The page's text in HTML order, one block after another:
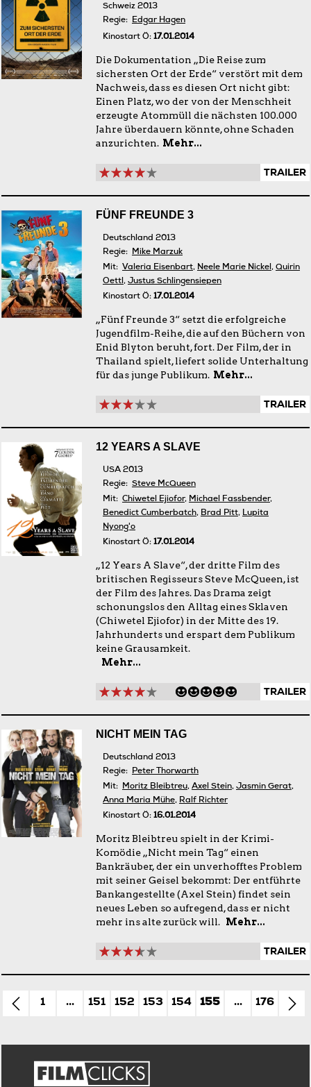
Schweiz 2013
Regie: Edgar Hagen
Kinostart Ö: 17.01.2014
Die Dokumentation „Die Reise zum
sichersten Ort der Erde“ verstört mit dem
Nachweis, dass es diesen Ort nicht gibt:
Einen Platz, wo der von der Menschheit
erzeugte Atommüll die nächsten 100.000
Jahre überdauern könnte, ohne Schaden
anzurichten. Mehr...
TRAILER
FÜNF FREUNDE 3
Deutschland 2013
Regie: Mike Marzuk
Mit: Valeria Eisenbart, Neele Marie Nickel, Quirin
Oettl, Justus Schlingensiepen
Kinostart Ö: 17.01.2014
„Fünf Freunde 3“ setzt die erfolgreiche
Jugendfilm-Reihe, die auf den Büchern von
Enid Blyton beruht, fort. Der Film, der in
Thailand spielt, liefert solide Unterhaltung
für das junge Publikum. Mehr...
TRAILER
12 YEARS A SLAVE
USA 2013
Regie: Steve McQueen
Mit: Chiwetel Ejiofor, Michael Fassbender,
Benedict Cumberbatch, Brad Pitt, Lupita
Nyong'o
Kinostart Ö: 17.01.2014
„12 Years A Slave“, der dritte Film des
britischen Regisseurs Steve McQueen, ist
der Film des Jahres. Das Drama zeigt
schonungslos den Alltag eines Sklaven
(Chiwetel Ejiofor) in der Mitte des 19.
Jahrhunderts und erspart dem Publikum
keine Grausamkeit.
Mehr...
TRAILER
NICHT MEIN TAG
Deutschland 2013
Regie: Peter Thorwarth
Mit: Moritz Bleibtreu, Axel Stein, Jasmin Gerat,
Anna Maria Mühe, Ralf Richter
Kinostart Ö: 16.01.2014
Moritz Bleibtreu spielt in der Krimi-
Komödie „Nicht mein Tag“ einen
Bankräuber, der ein unverhofftes Problem
mit seiner Geisel bekommt: Der entführte
Bankangestellte (Axel Stein) findet sein
neues Leben so aufregend, dass er nicht
mehr ins alte zurück will. Mehr...
TRAILER
1 ... 151 152 153 154 155 ... 176